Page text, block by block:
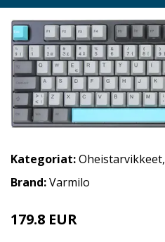
Kategoriat:Oheistarvikkeet,
Brand:Varmilo
179.8 EUR